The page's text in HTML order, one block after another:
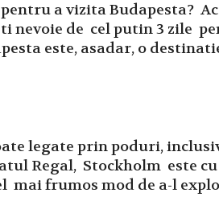
a vizita Budapesta?
nevoie de cel putin 3 zile
este, asadar, o
legate prin poduri,
Regal, Stockholm este
mai frumos mod de a-l